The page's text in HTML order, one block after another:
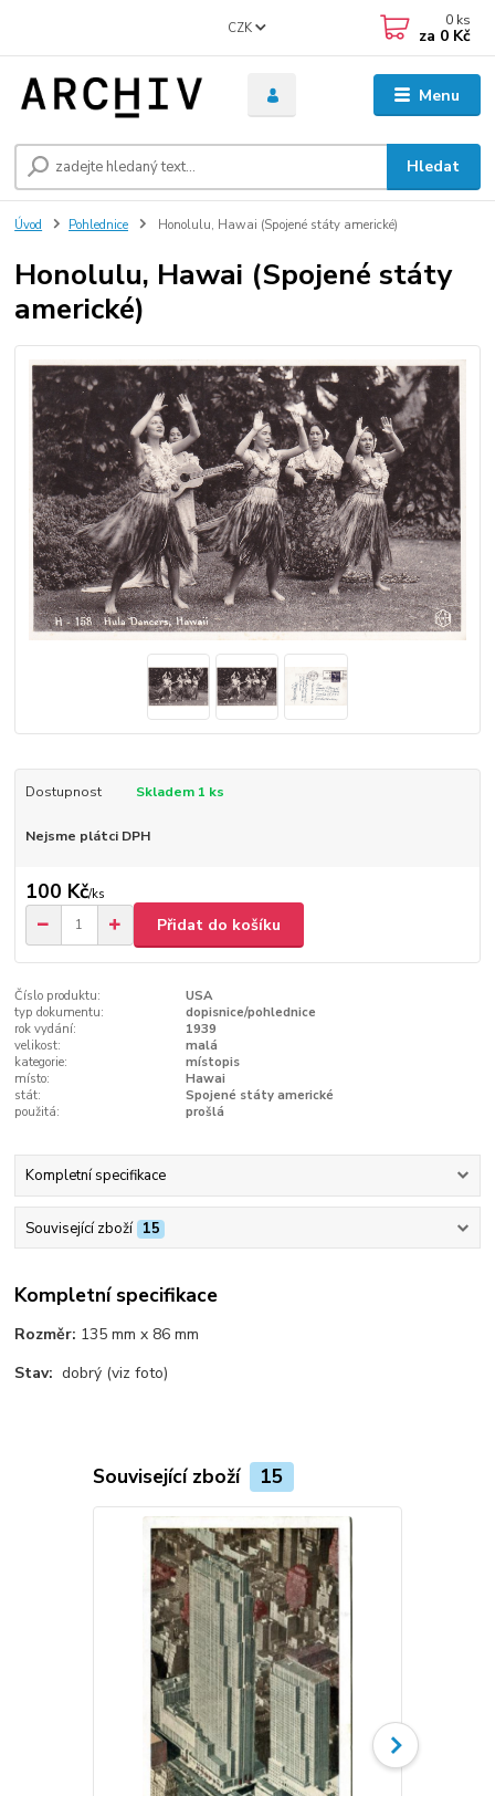
Menu
CZK
Hledat
0 ks
za 0 Kč
Úvod Pohlednice Honolulu, Hawai (Spojené státy americké)
Honolulu, Hawai (Spojené státy
americké)
Dostupnost Skladem 1 ks
Nejsme plátci DPH
100 Kč/ks
Přidat do košíku
Číslo produktu:
USA
typ dokumentu:
dopisnice/pohlednice
rok vydání:
1939
velikost:
malá
kategorie:
místopis
místo:
Hawai
stát:
Spojené státy americké
použitá:
prošlá
Kompletní specifikace
Související zboží 15
Kompletní specifikace
Rozměr: 135 mm x 86 mm
Stav: dobrý (viz foto)
Související zboží 15